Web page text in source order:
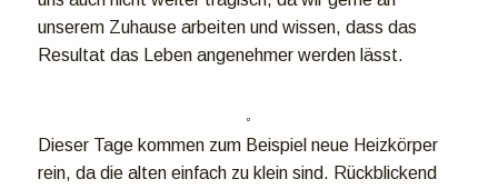
unserem Zuhause arbeiten und wissen, dass das
Resultat das Leben angenehmer werden lässt.
Dieser Tage kommen zum Beispiel neue Heizkörper
rein, da die alten einfach zu klein sind. Rückblickend